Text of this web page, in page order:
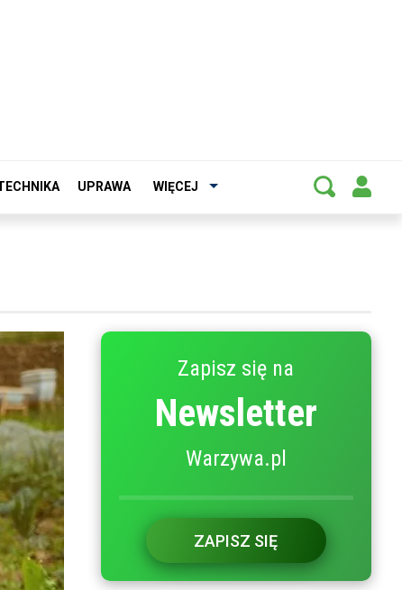
UPRAWA WIĘCEJ
Zapisz się na
Newsletter
Warzywa.pl
ZAPISZ SIĘ